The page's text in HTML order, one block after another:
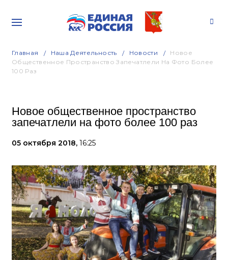
Главная Наша Деятельность Новости
Новое
Общественное Пространство Запечатлели На Фото Более
100 Раз
Новое общественное пространство
запечатлели на фото более 100 раз
05 октября 2018, 16:25